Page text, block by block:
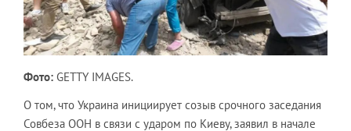
Фото: GETTY IMAGES.
О том, что Украина инициирует созыв срочного заседания
Совбеза ООН в связи с ударом по Киеву, заявил в начале